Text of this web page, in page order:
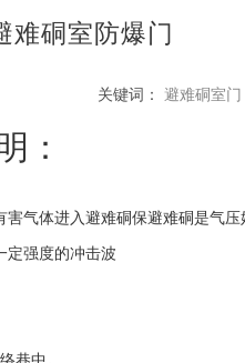
难硐室防爆门
关键词： 避难硐室门
：
气体进入避难硐保避难硐是气
定强度的冲击波